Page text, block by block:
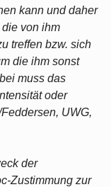
kann und daher
von ihm
treffen bzw. sich
die ihm sonst
muss das
oder
UWG,
der
Zustimmung zur